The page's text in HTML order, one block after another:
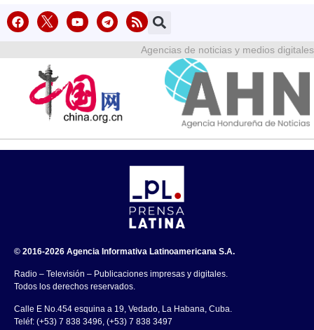
Agencias de noticias y medios digitales
© 2016-2026 Agencia Informativa Latinoamericana S.A.
Radio – Televisión – Publicaciones impresas y digitales.
Todos los derechos reservados.
Calle E No.454 esquina a 19, Vedado, La Habana, Cuba.
Teléf: (+53) 7 838 3496, (+53) 7 838 3497